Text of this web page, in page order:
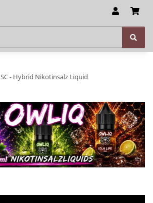
SC - Hybrid Nikotinsalz Liquid